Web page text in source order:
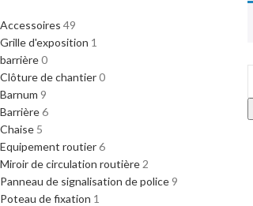
Accessoires 49
Grille d'exposition 1
barrière0
Clôture de chantier0
Barnum 9
Barrière6
Chaise 5
Equipement routier6
Miroir de circulation routière 2
Panneau de signalisation de police 9
Poteau de fixation 1